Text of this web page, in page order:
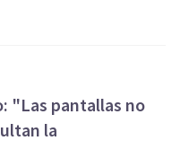
"Las pantallas no
la